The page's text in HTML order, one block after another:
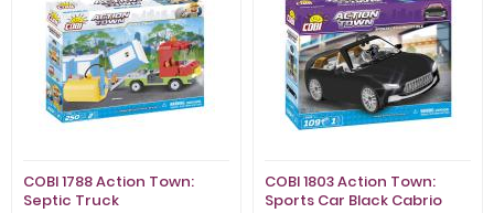
COBI 1788 Action Town:
Septic Truck
COBI 1803 Action Town:
Sports Car Black Cabrio